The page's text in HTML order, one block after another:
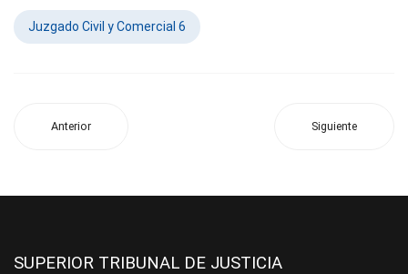
Juzgado Civil y Comercial 6
Anterior Siguiente
SUPERIOR TRIBUNAL DE JUSTICIA